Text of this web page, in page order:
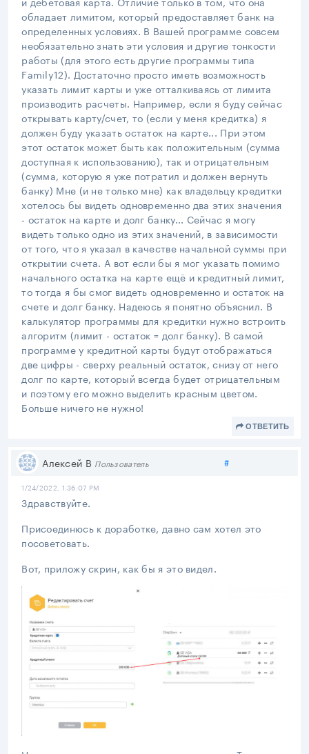
обладает лимитом, который предоставляет банк на
определенных условиях. В Вашей программе совсем
необязательно знать эти условия и другие тонкости
работы (для этого есть другие программы типа
Family12). Достаточно просто иметь возможность
указать лимит карты и уже отталкиваясь от лимита
производить расчеты. Например, если я буду сейчас
открывать карту/счет, то (если у меня кредитка) я
должен буду указать остаток на карте... При этом
этот остаток может быть как положительным (сумма
доступная к использованию), так и отрицательным
(сумма, которую я уже потратил и должен вернуть
банку) Мне (и не только мне) как владельцу кредитки
хотелось бы видеть одновременно два этих значения
- остаток на карте и долг банку... Сейчас я могу
видеть только одно из этих значений, в зависимости
от того, что я указал в качестве начальной суммы при
открытии счета. А вот если бы я мог указать помимо
начального остатка на карте ещё и кредитный лимит,
то тогда я бы смог видеть одновременно и остаток на
счете и долг банку. Надеюсь я понятно объяснил. В
калькулятор программы для кредитки нужно встроить
алгоритм (лимит - остаток = долг банку). В самой
программе у кредитной карты будут отображаться
две цифры - сверху реальный остаток, снизу от него
долг по карте, который всегда будет отрицательным
и поэтому его можно выделить красным цветом.
Больше ничего не нужно!
ОТВЕТИТЬ
Алексей В Пользователь #Поделиться
1/24/2022, 1:36:07 PM
Здравствуйте.
Присоединюсь к доработке, давно сам хотел это
посоветовать.
Вот, приложу скрин, как бы я это видел.